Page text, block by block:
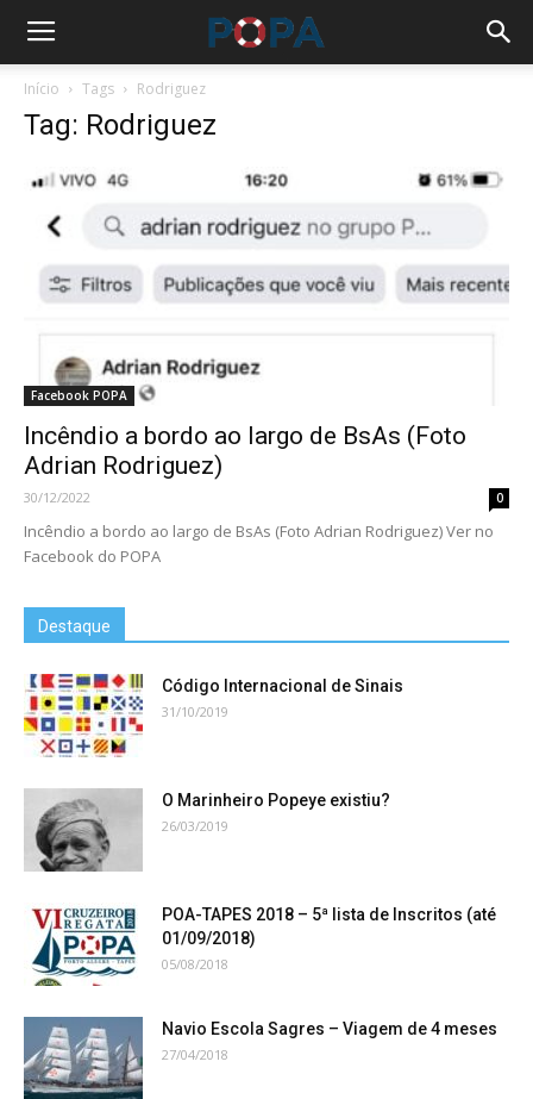
Início Tags Rodriguez
Tag: Rodriguez
Facebook POPA
Incêndio a bordo ao largo de BsAs (Foto
Adrian Rodriguez)
30/12/2022 0
Incêndio a bordo ao largo de BsAs (Foto Adrian Rodriguez) Ver no
Facebook do POPA
Destaque
Código Internacional de Sinais
31/10/2019
O Marinheiro Popeye existiu?
26/03/2019
POA-TAPES 2018 – 5ª lista de Inscritos (até
01/09/2018)
05/08/2018
Navio Escola Sagres – Viagem de 4 meses
27/04/2018